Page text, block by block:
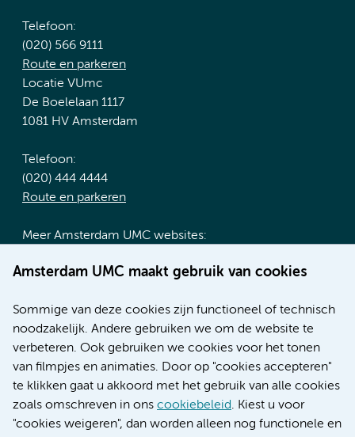
Amsterdam UMC maakt gebruik van cookies
Sommige van deze cookies zijn functioneel of technisch
noodzakelijk. Andere gebruiken we om de website te
verbeteren. Ook gebruiken we cookies voor het tonen
van filmpjes en animaties. Door op "cookies accepteren"
te klikken gaat u akkoord met het gebruik van alle cookies
zoals omschreven in ons cookiebeleid. Kiest u voor
"cookies weigeren", dan worden alleen nog functionele en
Telefoon:
(020) 566 9111
Route en parkeren
Locatie VUmc
De Boelelaan 1117
1081 HV Amsterdam
Telefoon:
(020) 444 4444
Route en parkeren
Meer Amsterdam UMC websites:
Werken bij Amsterdam UMC
Nieuws
Research
Educatie locatie AMC
Educatie locatie VUmc